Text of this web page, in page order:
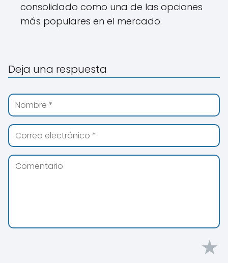
consolidado como una de las opciones
más populares en el mercado.
Deja una respuesta
★